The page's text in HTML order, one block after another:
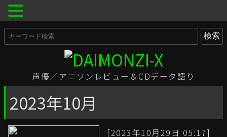
声優／アニソンレビュー＆CDデータ語り
2023年10月
[2023年10月29日 05:17]